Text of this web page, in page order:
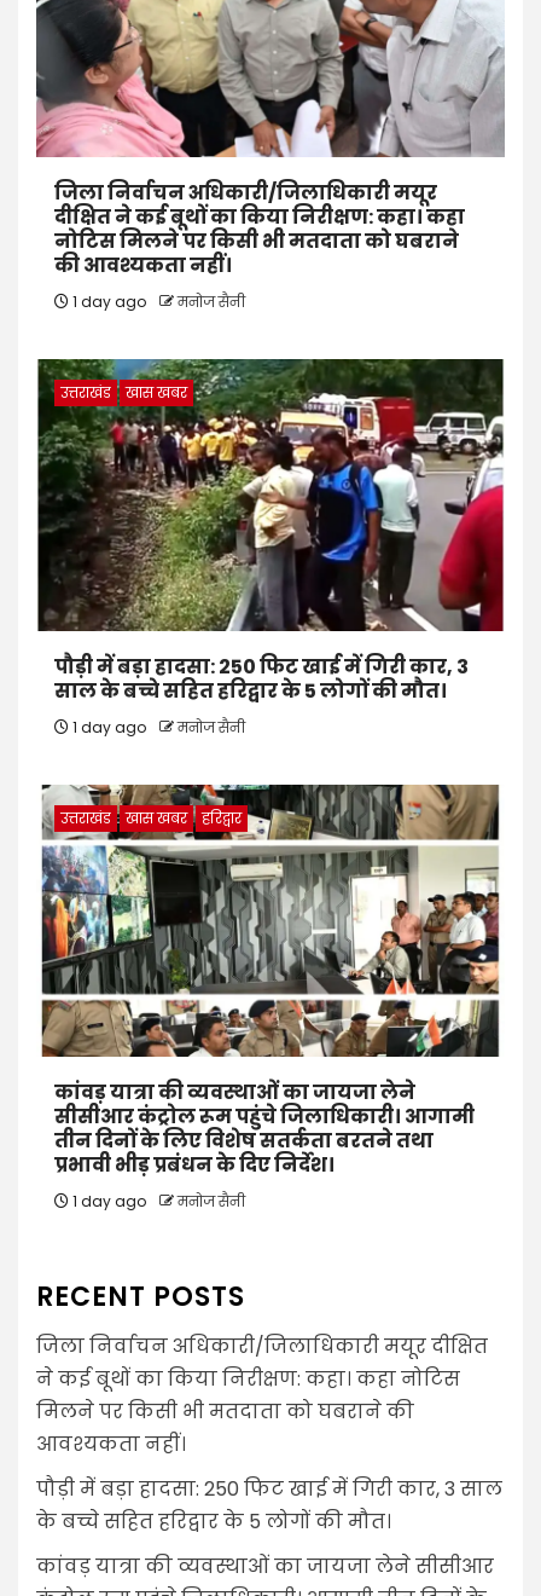
जिला निर्वाचन अधिकारी/जिलाधिकारी मयूर
दीक्षित ने कई बूथों का किया निरीक्षण: कहा। कहा
नोटिस मिलने पर किसी भी मतदाता को घबराने
की आवश्यकता नहीं।
1 day ago मनोज सैनी
उत्तराखंड खास खबर
पौड़ी में बड़ा हादसा: 250 फिट खाई में गिरी कार, 3
साल के बच्चे सहित हरिद्वार के 5 लोगों की मौत।
1 day ago मनोज सैनी
उत्तराखंड खास खबर हरिद्वार
कांवड़ यात्रा की व्यवस्थाओं का जायजा लेने
सीसीआर कंट्रोल रूम पहुंचे जिलाधिकारी। आगामी
तीन दिनों के लिए विशेष सतर्कता बरतने तथा
प्रभावी भीड़ प्रबंधन के दिए निर्देश।
1 day ago मनोज सैनी
RECENT POSTS
जिला निर्वाचन अधिकारी/जिलाधिकारी मयूर दीक्षित
ने कई बूथों का किया निरीक्षण: कहा। कहा नोटिस
मिलने पर किसी भी मतदाता को घबराने की
आवश्यकता नहीं।
पौड़ी में बड़ा हादसा: 250 फिट खाई में गिरी कार, 3 साल
के बच्चे सहित हरिद्वार के 5 लोगों की मौत।
कांवड़ यात्रा की व्यवस्थाओं का जायजा लेने सीसीआर